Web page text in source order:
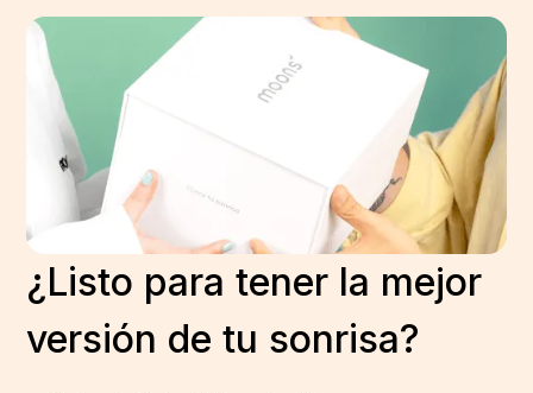
¿Listo para tener la mejor
versión de tu sonrisa?